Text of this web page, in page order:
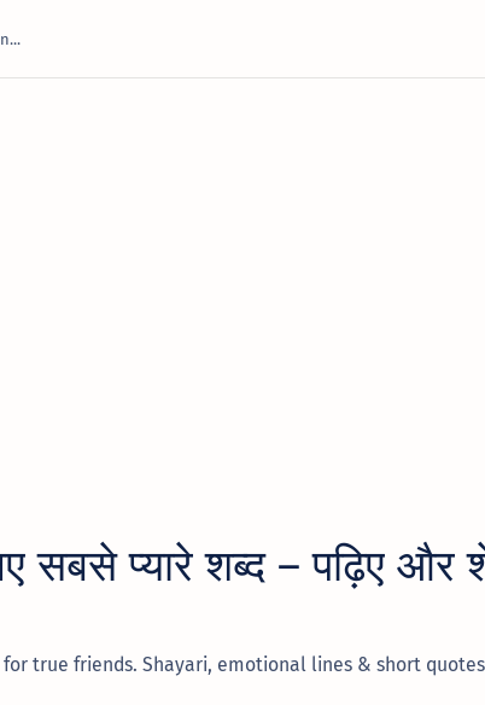
सबसे प्यारे शब्द – पढ़िए और
for true friends. Shayari, emotional lines & short